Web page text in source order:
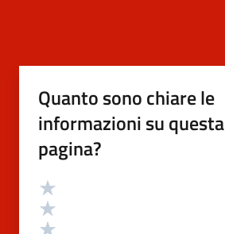
Quanto sono chiare le
informazioni su questa
pagina?
Valutazione